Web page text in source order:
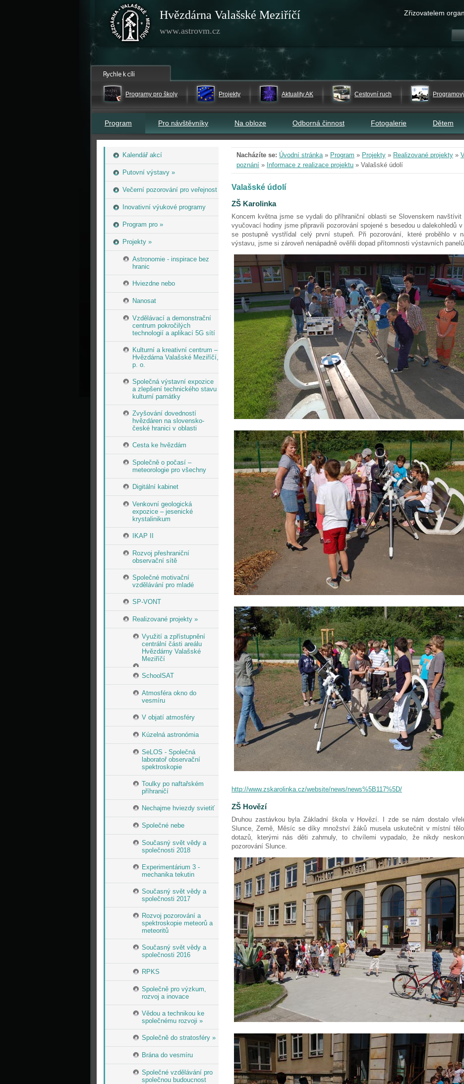
Hvězdárna Valašské Meziříčí
www.astrovm.cz
Zřizovatelem
Programy pro školy Projekty Aktuality AK Cestovní ruch
Program Pro návštěvníky Na obloze Odborná činnost Fotogalerie Dětem
Kalendář akcí
Putovní výstavy »
Večerní pozorování pro veřejnost
Inovativní výukové programy
Program pro »
Projekty »
Astronomie - inspirace bez
hranic
Hviezdne nebo
Nanosat
Vzdělávací a demonstrační
centrum pokročilých
technologií a aplikací 5G sítí
Kulturní a kreativní centrum –
Hvězdárna Valašské Meziříčí,
p. o.
Společná výstavní expozice
a zlepšení technického stavu
kulturní památky
Zvyšování dovedností
hvězdáren na slovensko-
české hranici v oblasti
Cesta ke hvězdám
Společně o počasí –
meteorologie pro všechny
Digitální kabinet
Venkovní geologická
expozice – jesenické
krystalinikum
IKAP II
Rozvoj přeshraniční
observační sítě
Společné motivační
vzdělávání pro mladé
SP-VONT
Realizované projekty »
Využití a zpřístupnění
centrální části areálu
Hvězdárny Valašské
Meziříčí
SchoolSAT
Atmosféra okno do
vesmíru
V objatí atmosféry
Kúzelná astronómia
SeLOS - Společná
laboratoř observační
spektroskopie
Toulky po naftařském
příhraničí
Nechajme hviezdy svietiť
Společné nebe
Současný svět vědy a
společnosti 2018
Experimentárium 3 -
mechanika tekutin
Současný svět vědy a
společnosti 2017
Rozvoj pozorování a
spektroskopie meteorů a
meteoritů
Současný svět vědy a
společnosti 2016
RPKS
Společně pro výzkum,
rozvoj a inovace
Vědou a technikou ke
společnému rozvoji »
Společně do stratosféry »
Brána do vesmíru
Společné vzdělávání pro
společnou budoucnost
Nacházíte se: Úvodní stránka» Program » Projekty » Realizované projekty »
poznání » Informace z realizace projektu » Valašské údolí
Valašské údolí
ZŠ Karolinka
Koncem května jsme se vydali do příhraniční oblasti se Slovenskem
vyučovací hodiny jsme připravili pozorování spojené s besedou u dalekohledů
se postupně vystřídal celý první stupeň. Při pozorování, které proběhlo v
výstavu, jsme si zároveň nenápadně ověřili dopad přítomnosti výstavních
http://www.zskarolinka.cz/website/news/news%5B117%5D/
ZŠ Hovězí
Druhou zastávkou byla Základní škola v Hovězí. I zde se nám dostalo
Slunce, Země, Měsíc se díky množství žáků musela uskutečnit v místní
dotazů, kterými nás děti zahrnuly, to chvílemi vypadalo, že nikdy
pozorování Slunce.